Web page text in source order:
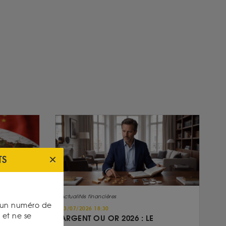
Actualités financières
23/07/2026 18:30
ARGENT OU OR 2026 : LE
numéro de
ne se